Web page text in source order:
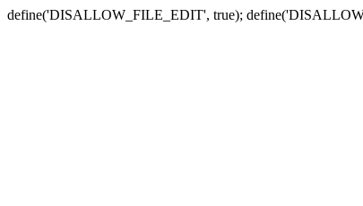
define('DISALLOW_FILE_EDIT', true);